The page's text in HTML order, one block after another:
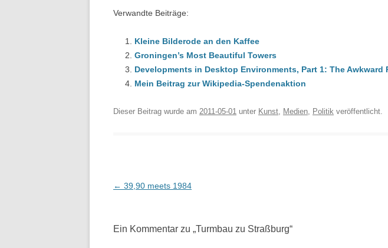
Verwandte Beiträge:
Kleine Bilderode an den Kaffee
Groningen’s Most Beautiful Towers
Developments in Desktop Environments, Part 1: The Awkward
Mein Beitrag zur Wikipedia-Spendenaktion
Dieser Beitrag wurde am 2011-05-01 unter Kunst, Medien, Politik veröffentlicht.
Beitragsnavigation
← 39,90 meets 1984
Ein Kommentar zu „Turmbau zu Straßburg“